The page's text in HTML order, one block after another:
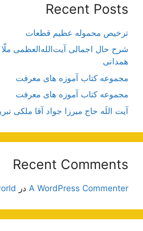
Recent Posts
ترخیص محموله عظیم قطعات
شرح حال اجمالی آیت‌الله‌العظمی
همدانی
مجموعه کتاب آموزه های معرفت
مجموعه کتاب آموزه های معرفت
آیت اللَه حاج میرزا جواد آقا ملکی
Recent Comments
A WordPress Commenter در